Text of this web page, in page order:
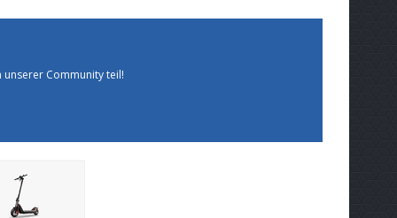
unserer Community teil!